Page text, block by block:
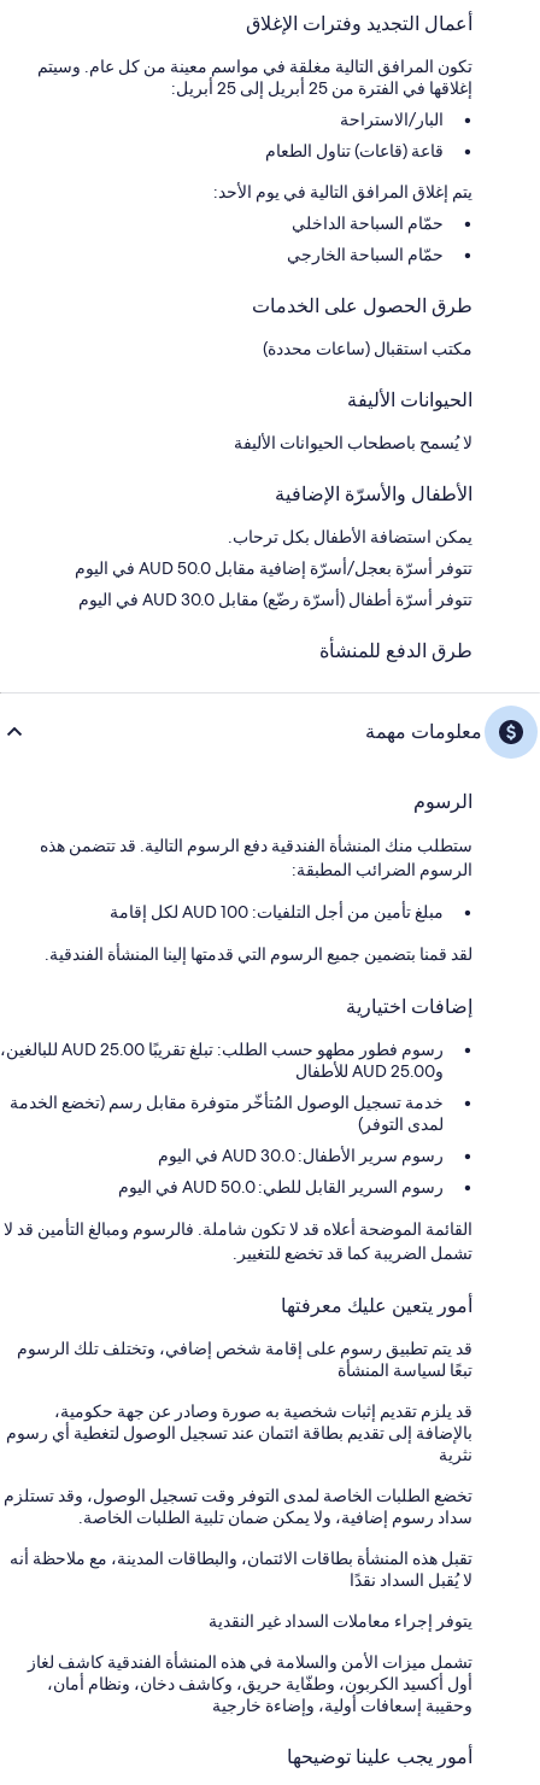
أعمال التجديد وفترات الإغلاق
تكون المرافق التالية مغلقة في مواسم معينة من كل عام. وسيتم
إغلاقها في الفترة من 25 أبريل إلى 25 أبريل:
البار/الاستراحة
قاعة (قاعات) تناول الطعام
يتم إغلاق المرافق التالية في يوم الأحد:
حمّام السباحة الداخلي
حمّام السباحة الخارجي
طرق الحصول على الخدمات
مكتب استقبال (ساعات محددة)
الحيوانات الأليفة
لا يُسمح باصطحاب الحيوانات الأليفة
الأطفال والأسرّة الإضافية
يمكن استضافة الأطفال بكل ترحاب.
تتوفر أسرّة بعجل/أسرّة إضافية مقابل AUD 50.0 في اليوم
تتوفر أسرّة أطفال (أسرّة رضّع) مقابل AUD 30.0 في اليوم
طرق الدفع للمنشأة
معلومات مهمة
الرسوم
ستطلب منك المنشأة الفندقية دفع الرسوم التالية. قد تتضمن هذه
الرسوم الضرائب المطبقة:
مبلغ تأمين من أجل التلفيات: 100 AUD لكل إقامة
لقد قمنا بتضمين جميع الرسوم التي قدمتها إلينا المنشأة الفندقية.
إضافات اختيارية
رسوم فطور مطهو حسب الطلب: تبلغ تقريبًا AUD 25.00 للبالغين،
وAUD 25.00 للأطفال
خدمة تسجيل الوصول المُتأخّر متوفرة مقابل رسم (تخضع الخدمة
لمدى التوفر)
رسوم سرير الأطفال: 30.0 AUD في اليوم
رسوم السرير القابل للطي: 50.0 AUD في اليوم
القائمة الموضحة أعلاه قد لا تكون شاملة. فالرسوم ومبالغ التأمين قد لا
تشمل الضريبة كما قد تخضع للتغيير.
أمور يتعين عليك معرفتها
قد يتم تطبيق رسوم على إقامة شخص إضافي، وتختلف تلك الرسوم
تبعًا لسياسة المنشأة
قد يلزم تقديم إثبات شخصية به صورة وصادر عن جهة حكومية،
بالإضافة إلى تقديم بطاقة ائتمان عند تسجيل الوصول لتغطية أي رسوم
نثرية
تخضع الطلبات الخاصة لمدى التوفر وقت تسجيل الوصول، وقد تستلزم
سداد رسوم إضافية، ولا يمكن ضمان تلبية الطلبات الخاصة.
تقبل هذه المنشأة بطاقات الائتمان، والبطاقات المدينة، مع ملاحظة أنه
لا يُقبل السداد نقدًا
يتوفر إجراء معاملات السداد غير النقدية
تشمل ميزات الأمن والسلامة في هذه المنشأة الفندقية كاشف لغاز
أول أكسيد الكربون، وطفّاية حريق، وكاشف دخان، ونظام أمان،
وحقيبة إسعافات أولية، وإضاءة خارجية
أمور يجب علينا توضيحها